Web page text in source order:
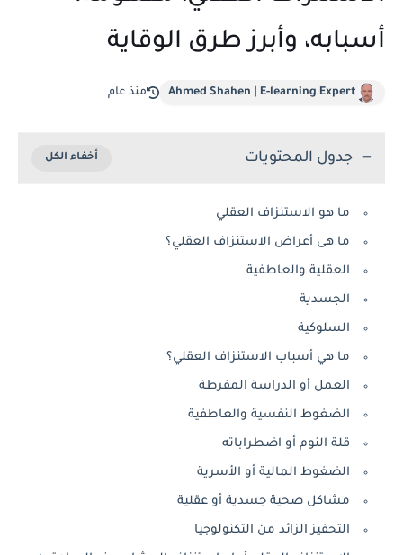
أسبابه، وأبرز طرق الوقاية
Ahmed Shahen | E-learning Expert منذ عام
جدول المحتويات
ما هو الاستنزاف العقلي
ما هى أعراض الاستنزاف العقلي؟
العقلية والعاطفية
الجسدية
السلوكية
ما هي أسباب الاستنزاف العقلي؟
العمل أو الدراسة المفرطة
الضغوط النفسية والعاطفية
قلة النوم أو اضطراباته
الضغوط المالية أو الأسرية
مشاكل صحية جسدية أو عقلية
التحفيز الزائد من التكنولوجيا